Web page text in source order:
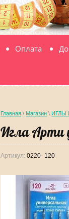
Оплата
Главная \ Магазин \ ИГЛЫ
Игла Арти
Артикул: 0220- 120